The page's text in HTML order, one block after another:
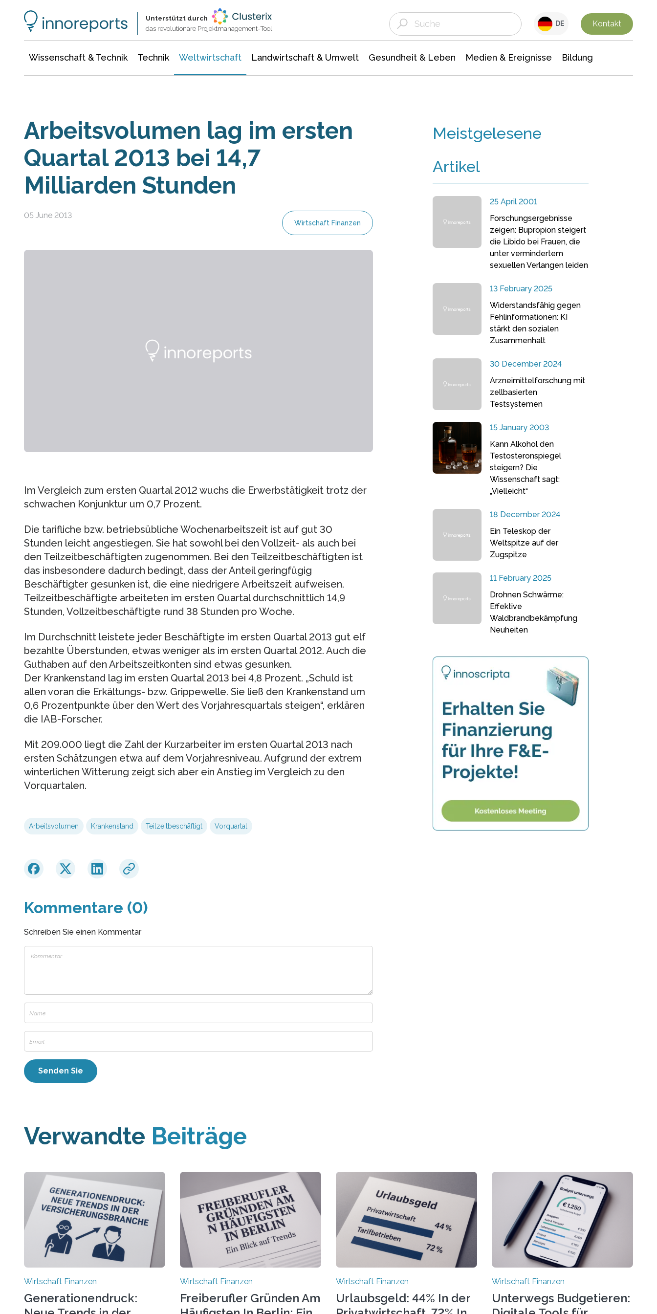
Unterstützt durch
das revolutionäre Projektmanagement-Tool
DE Kontakt
Wissenschaft & Technik Technik Weltwirtschaft Landwirtschaft & Umwelt Gesundheit & Leben Medien & Ereignisse Bildung
Arbeitsvolumen lag im ersten
Quartal 2013 bei 14,7
Milliarden Stunden
05 June 2013
Wirtschaft Finanzen
Im Vergleich zum ersten Quartal 2012 wuchs die Erwerbstätigkeit trotz der
schwachen Konjunktur um 0,7 Prozent.
Die tarifliche bzw. betriebsübliche Wochenarbeitszeit ist auf gut 30
Stunden leicht angestiegen. Sie hat sowohl bei den Vollzeit- als auch bei
den Teilzeitbeschäftigten zugenommen. Bei den Teilzeitbeschäftigten ist
das insbesondere dadurch bedingt, dass der Anteil geringfügig
Beschäftigter gesunken ist, die eine niedrigere Arbeitszeit aufweisen.
Teilzeitbeschäftigte arbeiteten im ersten Quartal durchschnittlich 14,9
Stunden, Vollzeitbeschäftigte rund 38 Stunden pro Woche.
Im Durchschnitt leistete jeder Beschäftigte im ersten Quartal 2013 gut elf
bezahlte Überstunden, etwas weniger als im ersten Quartal 2012. Auch die
Guthaben auf den Arbeitszeitkonten sind etwas gesunken.
Der Krankenstand lag im ersten Quartal 2013 bei 4,8 Prozent. „Schuld ist
allen voran die Erkältungs- bzw. Grippewelle. Sie ließ den Krankenstand um
0,6 Prozentpunkte über den Wert des Vorjahresquartals steigen“, erklären
die IAB-Forscher.
Mit 209.000 liegt die Zahl der Kurzarbeiter im ersten Quartal 2013 nach
ersten Schätzungen etwa auf dem Vorjahresniveau. Aufgrund der extrem
winterlichen Witterung zeigt sich aber ein Anstieg im Vergleich zu den
Vorquartalen.
Arbeitsvolumen Krankenstand Teilzeitbeschäftigt Vorquartal
Kommentare (0)
Schreiben Sie einen Kommentar
Meistgelesene
Artikel
25 April 2001
Forschungsergebnisse
zeigen: Bupropion steigert
die Libido bei Frauen, die
unter vermindertem
sexuellen Verlangen leiden
13 February 2025
Widerstandsfähig gegen
Fehlinformationen: KI
stärkt den sozialen
Zusammenhalt
30 December 2024
Arzneimittelforschung mit
zellbasierten
Testsystemen
15 January 2003
Kann Alkohol den
Testosteronspiegel
steigern? Die
Wissenschaft sagt:
„Vielleicht“
18 December 2024
Ein Teleskop der
Weltspitze auf der
Zugspitze
11 February 2025
Drohnen Schwärme:
Effektive
Waldbrandbekämpfung
Neuheiten
Verwandte Beiträge
Wirtschaft Finanzen
Generationendruck:
Wirtschaft Finanzen
Freiberufler Gründen Am
Wirtschaft Finanzen
Urlaubsgeld: 44% In der
Wirtschaft Finanzen
Unterwegs Budgetieren: